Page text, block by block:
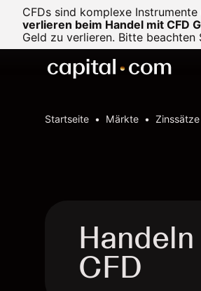
CFDs sind komplexe
verlieren beim Handel mit CFD
Geld zu verlieren. Bitte beachten
Startseite Märkte Zinssätze
CFD